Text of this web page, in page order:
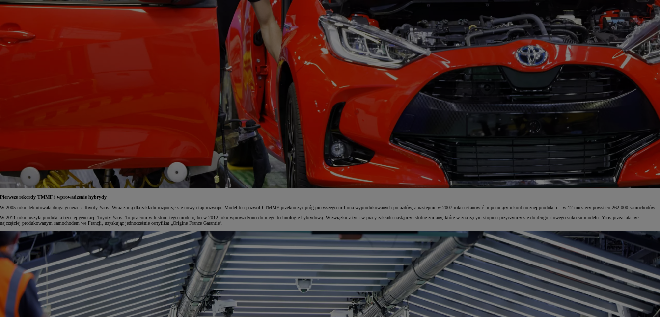
Pierwsze rekordy TMMF i wprowadzenie hybrydy
W 2005 roku debiutowała druga generacja Toyoty Yaris. Wraz z nią dla zakładu rozpoczął się nowy etap rozwoju. Model ten pozwolił TMMF przekroczyć próg pierwszego miliona wyprodukowanych pojazdów, a następnie w 2007 roku ustanowić imponujący rekord rocznej produkcji – w 12 miesięcy powstało 262 000 samochodów.
W 2011 roku ruszyła produkcja trzeciej generacji Toyoty Yaris. To przełom w historii tego modelu, bo w 2012 roku wprowadzono do niego technologię hybrydową. W związku z tym w pracy zakładu nastąpiły istotne zmiany, które w znaczącym stopniu przyczyniły się do długofalowego sukcesu modelu. Yaris przez lata był
najczęściej produkowanym samochodem we Francji, uzyskując jednocześnie certyfikat „Origine France Garantie”.